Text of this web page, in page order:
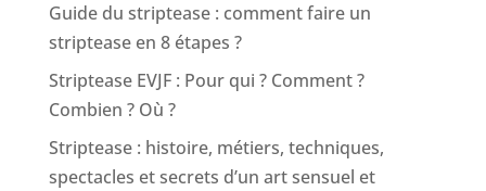
Guide du striptease : comment faire un
striptease en 8 étapes ?
Striptease EVJF : Pour qui ? Comment ?
Combien ? Où ?
Striptease : histoire, métiers, techniques,
spectacles et secrets d’un art sensuel et